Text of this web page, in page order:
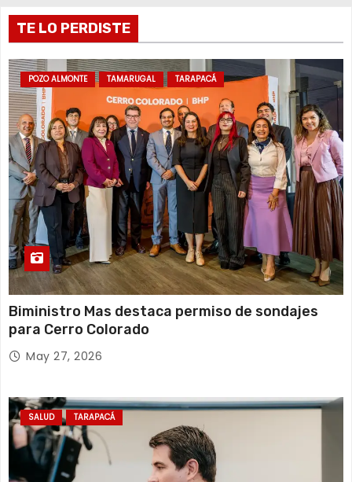
a
d
a
s
TE LO PERDISTE
POZO ALMONTE TAMARUGAL TARAPACÁ
Biministro Mas destaca permiso de sondajes
para Cerro Colorado
May 27, 2026
SALUD TARAPACÁ